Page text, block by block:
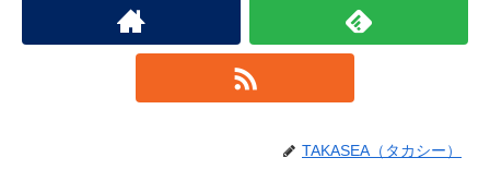
TAKASEA（タカシー）